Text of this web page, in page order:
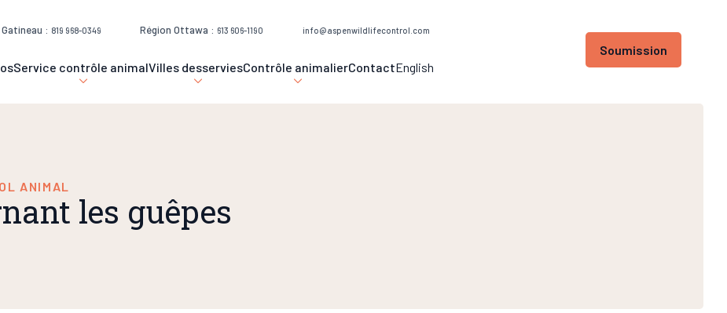
: 819 968-0349 Région Ottawa : 613 606-1190 info@aspenwildlifecontrol.com
Service contrôle animalVilles desserviesContrôle animalierContactEnglish
Soumission
ANIMAL
les guêpes